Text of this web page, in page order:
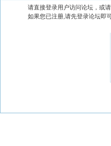
请直接登录用户访问论坛，或请
如果您已注册,请先登录论坛即